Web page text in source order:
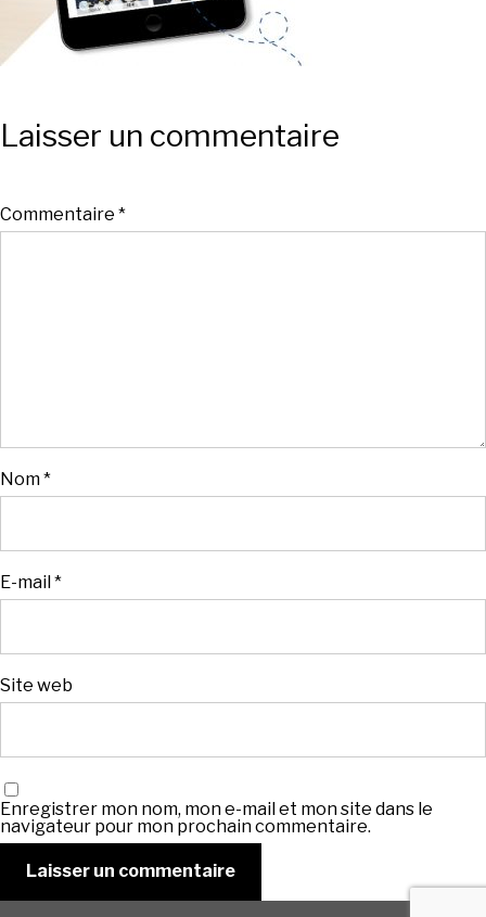
Laisser un commentaire
Commentaire *
Nom*
E-mail*
Site web
Enregistrer mon nom, mon e-mail et mon site dans le
navigateur pour mon prochain commentaire.